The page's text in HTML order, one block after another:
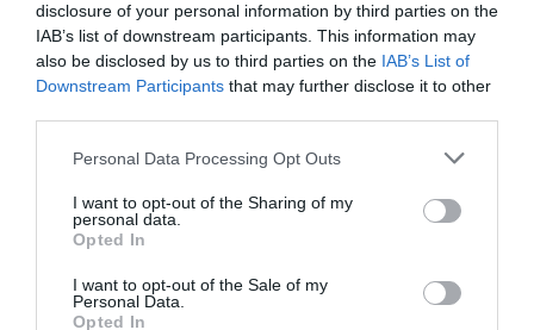
disclosure of your personal information by third parties on the
IAB’s list of downstream participants. This information may
also be disclosed by us to third parties on the IAB’s List of
Downstream Participants that may further disclose it to other
Please note that this website/app uses one or more Google
not limited to your visit or usage behaviour. You may click to
grant or deny consent to Google and its third-party tags to
use your data for below specified purposes in below Google
consent section.
Personal Data Processing Opt Outs
I want to opt-out of the Sharing of my
personal data.
Opted In
I want to opt-out of the Sale of my
Personal Data.
Opted In